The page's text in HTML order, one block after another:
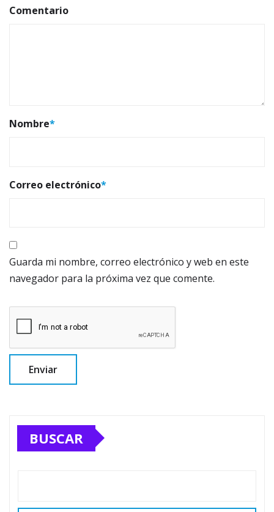
Comentario
Nombre*
Correo electrónico*
Guarda mi nombre, correo electrónico y web en este
navegador para la próxima vez que comente.
BUSCAR